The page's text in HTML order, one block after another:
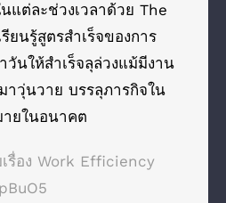
แต่ละช่วงเวลาด้วย The
ยนรู้สูตรสำเร็จของการ
วันให้สำเร็จลุล่วงแม้มีงาน
าวุ่นวาย บรรลุภารกิจใน
ยในอนาคต
รื่อง Work Efficiency